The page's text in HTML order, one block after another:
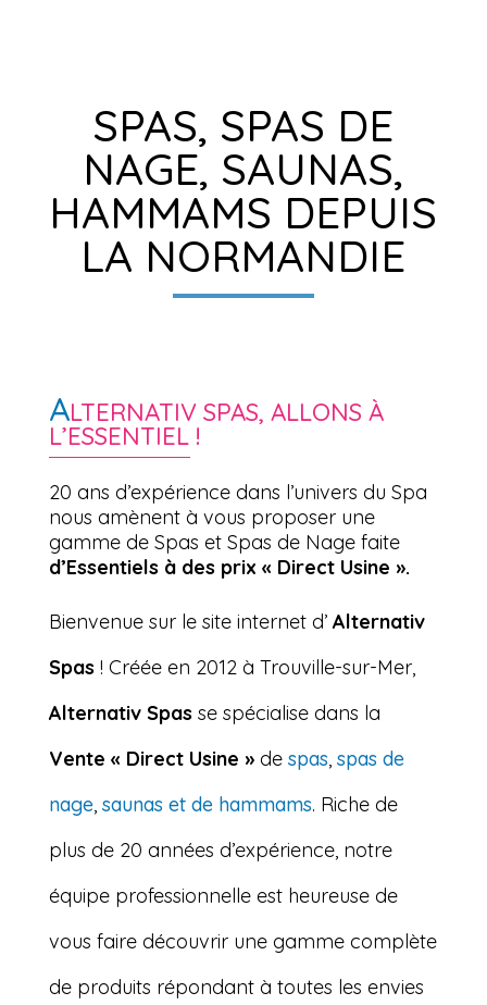
SPAS, SPAS DE
NAGE, SAUNAS,
HAMMAMS DEPUIS
LA NORMANDIE
ALTERNATIV SPAS, ALLONS À
L’ESSENTIEL !
20 ans d’expérience dans l’univers du Spa
nous amènent à vous proposer une
gamme de Spas et Spas de Nage faite
d’Essentiels à des prix « Direct Usine ».
Bienvenue sur le site internet d’ Alternativ
Spas! Créée en 2012 à Trouville-sur-Mer,
Alternativ Spasse spécialise dans la
Vente « Direct Usine »de spas, spas de
nage, saunas et de hammams. Riche de
plus de 20 années d’expérience, notre
équipe professionnelle est heureuse de
vous faire découvrir une gamme complète
de produits répondant à toutes les envies